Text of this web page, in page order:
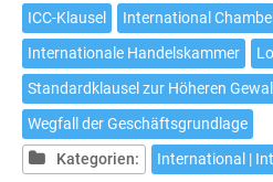
und
Hardship-
Klauseln
(März
2020)
ICC-Klausel
International
Internationale Handelskammer
Standardklausel zur Höheren
Wegfall der Geschäftsgrundlage
Kategorien:
International |